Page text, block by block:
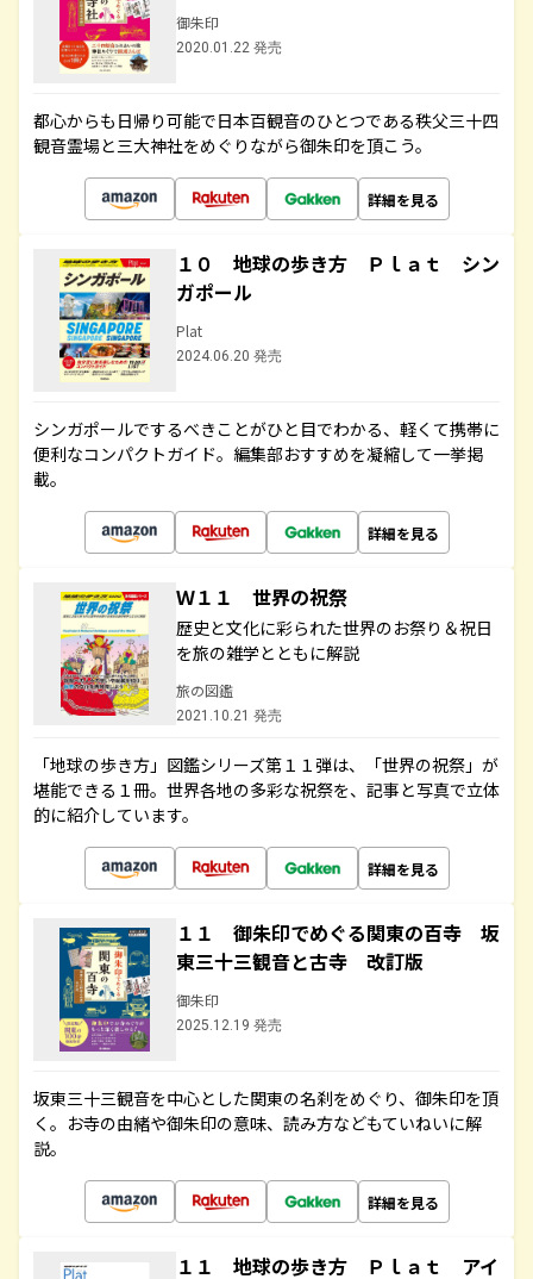
御朱印
2020.01.22 発売
都心からも日帰り可能で日本百観音のひとつである秩父三十四
観音霊場と三大神社をめぐりながら御朱印を頂こう。
詳細を見る
１０ 地球の歩き方 Ｐｌａｔ シン
ガポール
Plat
2024.06.20 発売
シンガポールでするべきことがひと目でわかる、軽くて携帯に
便利なコンパクトガイド。編集部おすすめを凝縮して一挙掲
載。
詳細を見る
Ｗ１１ 世界の祝祭
歴史と文化に彩られた世界のお祭り＆祝日
を旅の雑学とともに解説
旅の図鑑
2021.10.21 発売
「地球の歩き方」図鑑シリーズ第１１弾は、「世界の祝祭」が
堪能できる１冊。世界各地の多彩な祝祭を、記事と写真で立体
的に紹介しています。
詳細を見る
１１ 御朱印でめぐる関東の百寺 坂
東三十三観音と古寺 改訂版
御朱印
2025.12.19 発売
坂東三十三観音を中心とした関東の名刹をめぐり、御朱印を頂
く。お寺の由緒や御朱印の意味、読み方などもていねいに解
説。
詳細を見る
１１ 地球の歩き方 Ｐｌａｔ アイ